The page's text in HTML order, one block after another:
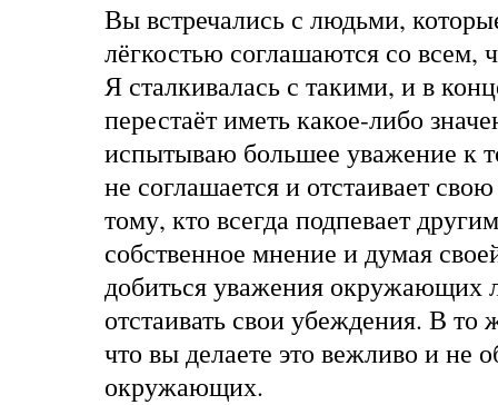
Вы встречались с людьми,
лёгкостью соглашаются со всем,
Я сталкивалась с такими, и в
перестаёт иметь какое-либо
испытываю большее уважение к
не соглашается и отстаивает
тому, кто всегда подпевает
собственное мнение и думая
добиться уважения окружающих
отстаивать свои убеждения. В то
что вы делаете это вежливо и не
окружающих.